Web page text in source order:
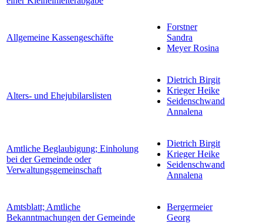
Allgemeine Kassengeschäfte
Forstner
Sandra
Meyer Rosina
Alters- und Ehejubilarslisten
Dietrich Birgit
Krieger Heike
Seidenschwand
Annalena
Amtliche Beglaubigung; Einholung
bei der Gemeinde oder
Verwaltungsgemeinschaft
Dietrich Birgit
Krieger Heike
Seidenschwand
Annalena
Amtsblatt; Amtliche
Bekanntmachungen der Gemeinde
Bergermeier
Georg